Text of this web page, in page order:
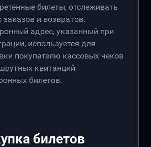
билеты, отслеживать
заказов и возвратов.
адрес, указанный при
используется для
покупателю кассовых чеков
квитанций
билетов.
билетов